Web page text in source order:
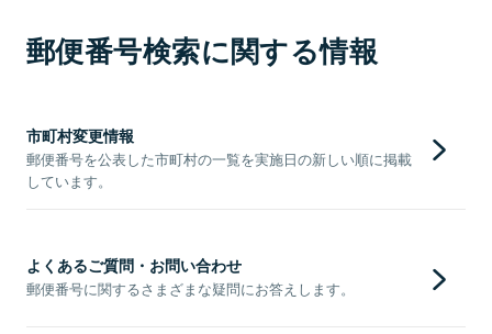
郵便番号検索に関する情報
市町村変更情報
郵便番号を公表した市町村の一覧を実施日の新しい順に掲載
しています。
よくあるご質問・お問い合わせ
郵便番号に関するさまざまな疑問にお答えします。